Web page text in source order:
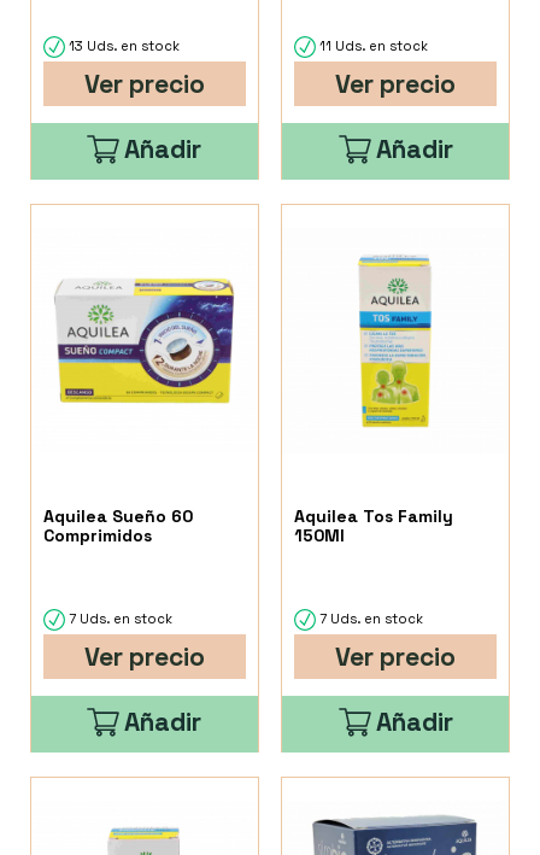
13 Uds. en stock
Ver precio
Añadir
11 Uds. en stock
Ver precio
Añadir
Aquilea Sueño 60
Comprimidos
7 Uds. en stock
Ver precio
Añadir
Aquilea Tos Family
150Ml
7 Uds. en stock
Ver precio
Añadir